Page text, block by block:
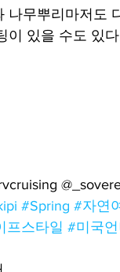
나무뿌리마저도
이 있을 수도 있
#Spring #자연
프스타일 #미국언